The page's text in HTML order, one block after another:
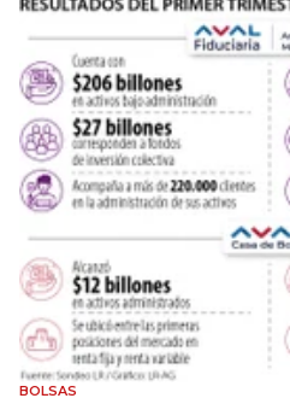
BOLSAS